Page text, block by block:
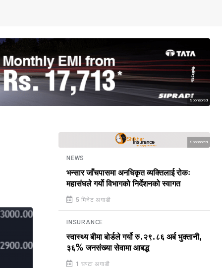
Sponsored
Sponsored
NEWS
भन्सार जाँचपासमा अनधिकृत व्यक्तिलाई रोकः
महासंघले गर्यो विभागको निर्देशनको स्वागत
5 मिनेट अगाडी
INSURANCE
स्वास्थ्य बीमा बोर्डले गर्यो रु.२९.८६ अर्ब भुक्तानी,
३६% जनसंख्या सेवामा आबद्ध
1 घण्टा अगाडी